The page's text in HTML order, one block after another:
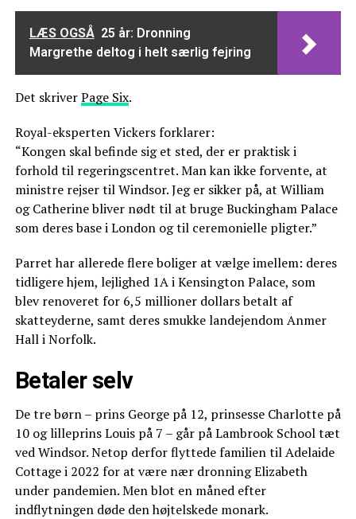
LÆS OGSÅ 25 år: Dronning
Margrethe deltog i helt særlig fejring
Det skriverPage Six.
Royal-eksperten Vickers forklarer:
“Kongen skal befinde sig et sted, der er praktisk i
forhold til regeringscentret. Man kan ikke forvente, at
ministre rejser til Windsor. Jeg er sikker på, at William
og Catherine bliver nødt til at bruge Buckingham Palace
som deres base i London og til ceremonielle pligter.”
Parret har allerede flere boliger at vælge imellem: deres
tidligere hjem, lejlighed 1A i Kensington Palace, som
blev renoveret for 6,5 millioner dollars betalt af
skatteyderne, samt deres smukke landejendom Anmer
Hall i Norfolk.
Betaler selv
De tre børn – prins George på 12, prinsesse Charlotte på
10 og lilleprins Louis på 7 – går på Lambrook School tæt
ved Windsor. Netop derfor flyttede familien til Adelaide
Cottage i 2022 for at være nær dronning Elizabeth
under pandemien. Men blot en måned efter
indflytningen døde den højtelskede monark.